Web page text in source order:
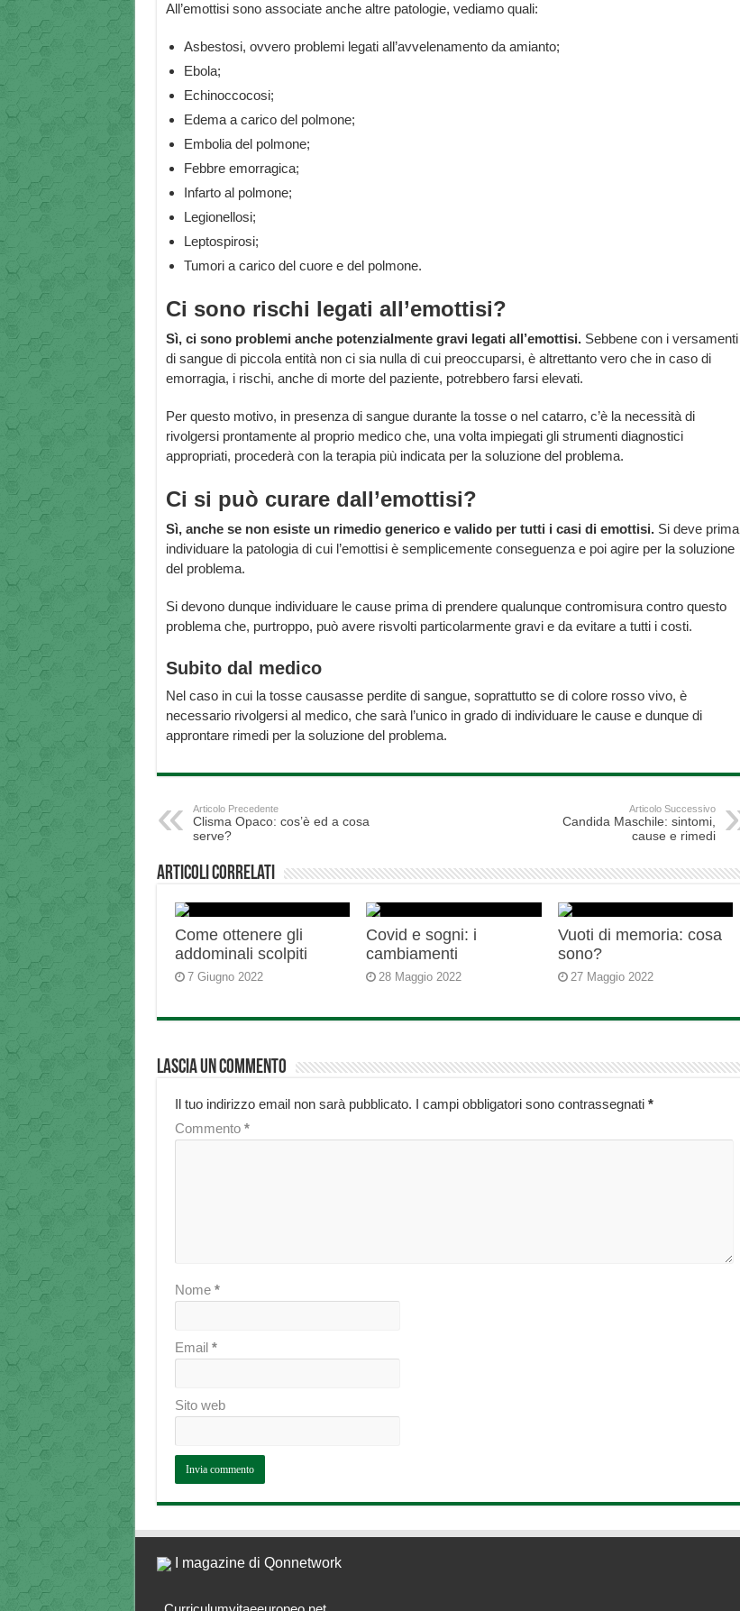
All’emottisi sono associate anche altre patologie, vediamo quali:
Asbestosi, ovvero problemi legati all’avvelenamento da amianto;
Ebola;
Echinoccocosi;
Edema a carico del polmone;
Embolia del polmone;
Febbre emorragica;
Infarto al polmone;
Legionellosi;
Leptospirosi;
Tumori a carico del cuore e del polmone.
Ci sono rischi legati all’emottisi?
Sì, ci sono problemi anche potenzialmente gravi legati all’emottisi.Sebbene con i versamenti
di sangue di piccola entità non ci sia nulla di cui preoccuparsi, è altrettanto vero che in caso di
emorragia, i rischi, anche di morte del paziente, potrebbero farsi elevati.
Per questo motivo, in presenza di sangue durante la tosse o nel catarro, c’è la necessità di
rivolgersi prontamente al proprio medico che, una volta impiegati gli strumenti diagnostici
appropriati, procederà con la terapia più indicata per la soluzione del problema.
Ci si può curare dall’emottisi?
Sì, anche se non esiste un rimedio generico e valido per tutti i casi di emottisi.Si deve prima
individuare la patologia di cui l’emottisi è semplicemente conseguenza e poi agire per la soluzione
del problema.
Si devono dunque individuare le cause prima di prendere qualunque contromisura contro questo
problema che, purtroppo, può avere risvolti particolarmente gravi e da evitare a tutti i costi.
Subito dal medico
Nel caso in cui la tosse causasse perdite di sangue, soprattutto se di colore rosso vivo, è
necessario rivolgersi al medico, che sarà l’unico in grado di individuare le cause e dunque di
approntare rimedi per la soluzione del problema.
Articolo Precedente
Clisma Opaco: cos’è ed a cosa
serve?
Articolo Successivo
Candida Maschile: sintomi,
cause e rimedi
Articoli correlati
Come ottenere gli
addominali scolpiti
7 Giugno 2022
Covid e sogni: i
cambiamenti
28 Maggio 2022
Vuoti di memoria: cosa
sono?
27 Maggio 2022
Lascia un commento
Il tuo indirizzo email non sarà pubblicato. I campi obbligatori sono contrassegnati *
Commento *
Nome *
Email *
Sito web
I magazine di Qonnetwork